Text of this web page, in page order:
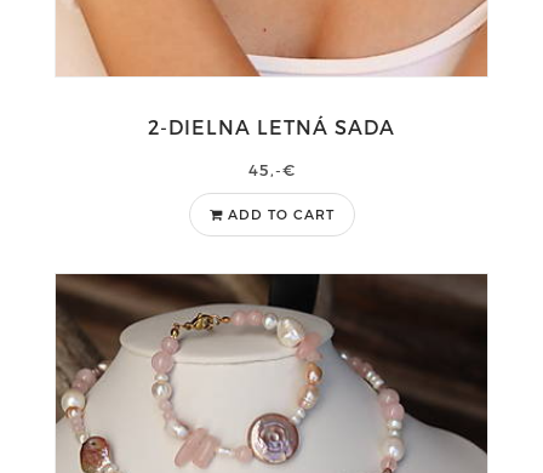
2-DIELNA LETNÁ SADA
45,-€
ADD TO CART